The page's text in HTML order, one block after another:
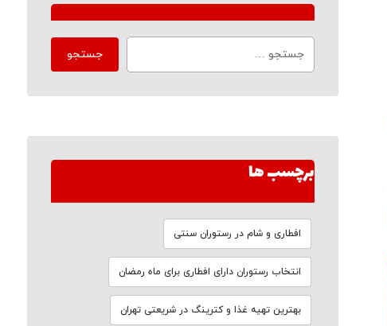
برچسب ها
افطاری و شام در رستوران سنتی
انتخاب رستوران دارای افطاری برای ماه رمضان
بهترین تهیه غذا و کترینگ در شریعتی تهران